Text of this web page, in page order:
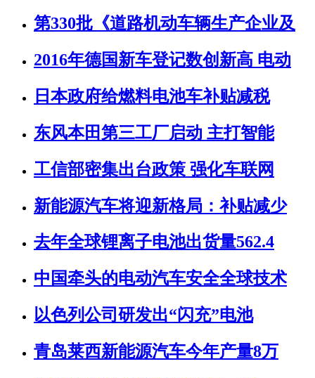
第330批《道路机动车辆生产企业及
2016年德国新车登记数创新高 电动
日本政府给燃料电池车补贴减税
东风本田第三工厂启动 主打智能
工信部密集出台政策 强化车联网
新能源汽车将迎新格局：补贴减少
去年全球锂离子电池出货量562.4
中国牵头的电动汽车安全全球技术
以色列公司研发出“闪充”电池
青岛莱西新能源汽车今年产量8万